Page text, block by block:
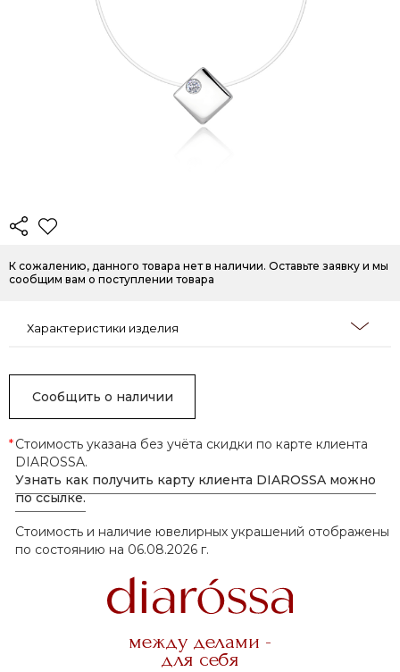
К сожалению, данного товара нет в наличии. Оставьте заявку и мы
сообщим вам о поступлении товара
Характеристики изделия
Сообщить о наличии
*Стоимость указана без учёта скидки по карте клиента
DIAROSSA.
Узнать как получить карту клиента DIAROSSA можно
по ссылке.
Стоимость и наличие ювелирных украшений отображены
по состоянию на 06.08.2026 г.
между делами -
для себя